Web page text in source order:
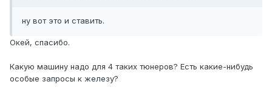
ну вот это и ставить.
Окей, спасибо.
Какую машину надо для 4 таких тюнеров? Есть какие-нибудь
особые запросы к железу?